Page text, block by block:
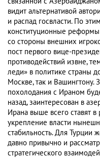
видит альтернативой
и распад госвласти. По
конституционные
со стороны внешних
пост первого вице-
противодействий извне,
леди» в политике страны
Москве, так и Вашингтону.
похолодания с Ираном
назад, заинтересован в
Ирана выше всего ставят в
укрепление власти
стабильность. Для Турции
давно привычно и
стратегического